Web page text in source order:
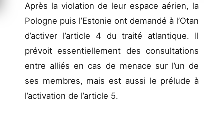
Après la violation de leur espace aérien, la
Pologne puis l’Estonie ont demandé à l’Otan
d’activer l’article 4 du traité atlantique. Il
prévoit essentiellement des consultations
entre alliés en cas de menace sur l’un de
ses membres, mais est aussi le prélude à
l’activation de l’article 5.